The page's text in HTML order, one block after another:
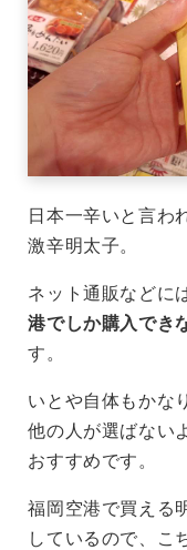
日本一辛いと言わ
激辛明太子。
ネット通販などに
港でしか購入でき
す。
いとや自体もかな
他の人が選ばない
おすすめです。
福岡空港で買える
しているので、こ